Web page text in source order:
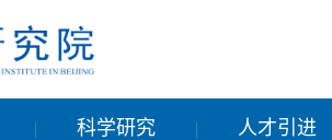
| 科学研究 | 人才引进